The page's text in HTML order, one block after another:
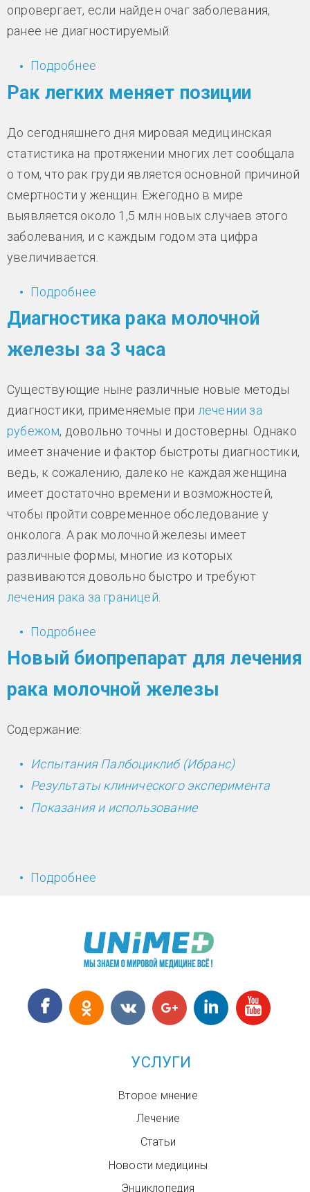
опровергает, если найден очаг заболевания,
ранее не диагностируемый.
Подробнее
для диагностики рака - цифровой
Рак легких меняет позиции
До сегодняшнего дня мировая медицинская
статистика на протяжении многих лет сообщала
о том, что рак груди является основной причиной
смертности у женщин. Ежегодно в мире
выявляется около 1,5 млн новых случаев этого
заболевания, и с каждым годом эта цифра
увеличивается.
Подробнее
Диагностика рака молочной
железы за 3 часа
Существующие ныне различные новые методы
диагностики, применяемые при лечении за
рубежом, довольно точны и достоверны. Однако
имеет значение и фактор быстроты диагностики,
ведь, к сожалению, далеко не каждая женщина
имеет достаточно времени и возможностей,
чтобы пройти современное обследование у
онколога. А рак молочной железы имеет
различные формы, многие из которых
развиваются довольно быстро и требуют
лечения рака за границей
Подробнее
железы за 3 часа
Новый биопрепарат для лечения
рака молочной железы
Содержание:
Испытания Палбоциклиб (Ибранс)
Результаты клинического эксперимента
Показания и использование
Подробнее
УСЛУГИ
Второе мнение
Лечение
Статьи
Новости медицины
Энциклопедия